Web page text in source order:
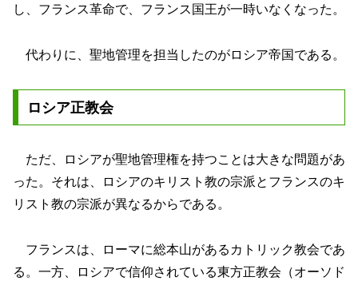
し、フランス革命で、フランス国王が一時いなくなった。
代わりに、聖地管理を担当したのがロシア帝国である。
ロシア正教会
ただ、ロシアが聖地管理権を持つことは大きな問題があ
った。それは、ロシアのキリスト教の宗派とフランスのキ
リスト教の宗派が異なるからである。
フランスは、ローマに総本山があるカトリック教会であ
る。一方、ロシアで信仰されている東方正教会（オーソド